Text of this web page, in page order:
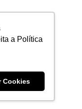
a Política
Cookies